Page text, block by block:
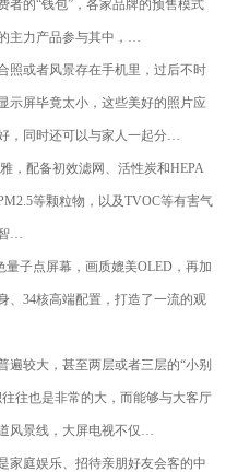
者的“钱包”，各家品牌的预售模式
主力产品参与其中，…
或者风景存在手机里，过后不时
示屏毕竟太小，这些美好的照片应
，同时还可以与家人一起分…
配备初效滤网、活性炭和HEPA
等颗粒物，以及TVOC等有害气
…
子点屏幕，画质媲美OLED，再加
、34核高端配置，打造了一流的观
较大，甚至两层或者三层的“小别
往也是非常的大，而能够与大客厅
风景线，大屏电视不仅…
庭娱乐、招待亲朋好友会客的中